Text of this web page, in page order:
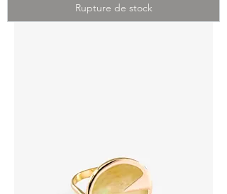
Rupture de stock